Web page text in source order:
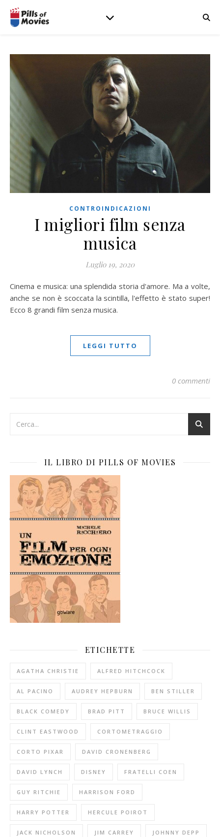
CONTROINDICAZIONI
I migliori film senza
musica
Luglio 19, 2020
Cinema e musica: una splendida storia d'amore. Ma a volte,
anche se non è scoccata la scintilla, l'effetto è stato super!
Ecco 8 grandi film senza musica.
LEGGI TUTTO
0 commenti
IL LIBRO DI PILLS OF MOVIES
ETICHETTE
AGATHA CHRISTIE ALFRED HITCHCOCK
AL PACINO AUDREY HEPBURN BEN STILLER
BLACK COMEDY BRAD PITT BRUCE WILLIS
CLINT EASTWOOD CORTOMETRAGGIO
CORTO PIXAR DAVID CRONENBERG
DAVID LYNCH DISNEY FRATELLI COEN
GUY RITCHIE HARRISON FORD
HARRY POTTER HERCULE POIROT
JACK NICHOLSON JIM CARREY JOHNNY DEPP